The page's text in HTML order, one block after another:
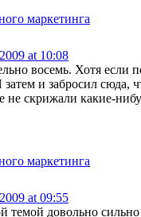
маркетинга
at 10:08
восемь. Хотя если
затем и забросил
не скрижали какие-
маркетинга
at 09:55
темой довольно сильно